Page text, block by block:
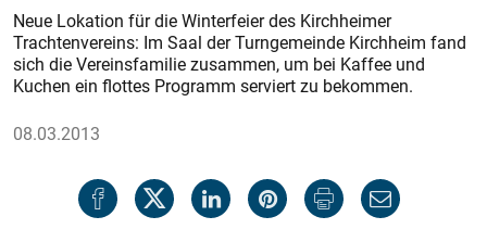
Neue Lokation für die Winterfeier des Kirchheimer
Trachtenvereins: Im Saal der Turngemeinde Kirchheim fand
sich die Vereinsfamilie zusammen, um bei Kaffee und
Kuchen ein flottes Programm serviert zu bekommen.
08.03.2013